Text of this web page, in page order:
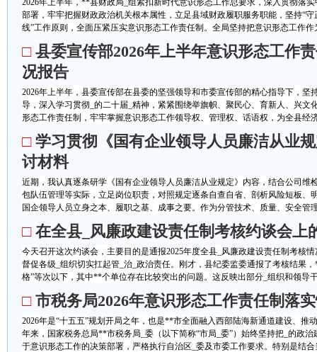
2026年上半年，**县财政局_组紧扣新时代意识形态工作总要求，深入贯彻落
部署，牢牢把握财政政治机关根本属性，立足县域财政履职服务职能，坚持“
线”工作原则，全面压紧压实意识形态工作责任制。全局坚持把意识形态工作作
□ 县委宣传部2026年上半年意识形态工作
况报告
2026年上半年，县委宣传部在县委的坚强领导和市委宣传部的精心指导下，坚
导，深入学习贯彻_的二十届_精神，紧紧围绕举旗帜、聚民心、育新人、兴文
形态工作责任制，牢牢掌握意识形态工作领导权、管理权、话语权，为全县经
□ 学习贯彻《国有企业领导人员廉洁从业
讨材料
近期，我认真逐条研学《国有企业领导人员廉洁从业规定》内容，结合公司维
包队伍管理等实际，立足岗位职责，对照规定逐条自查自省、剖析风险短板、
国企领导人员立身之本、履职之基、成事之要。作为分管技术、质量、安全管
□ 在全县_风廉政建设责任制考核约谈会上
今天召开这次约谈会，主要目的是通报2025年度全县_风廉政建设责任制考核
督促各级_组织切实扛起管_治_政治责任。刚才，县纪委监委通报了考核结果
格”等次以下，其中**个单位存在比较突出的问题。这反映出部分_组织和领导
□ 市税务局2026年意识形态工作责任制落
2026年是“十五五”规划开局之年，也是**市全面融入西部陆海新通道建设、推
年来，国家税务总局**市税务局_委（以下简称“市局_委”）始终坚持把_的政
于意识形态工作的决策部署，严格执行自治区_委及市委工作要求。特别是结合